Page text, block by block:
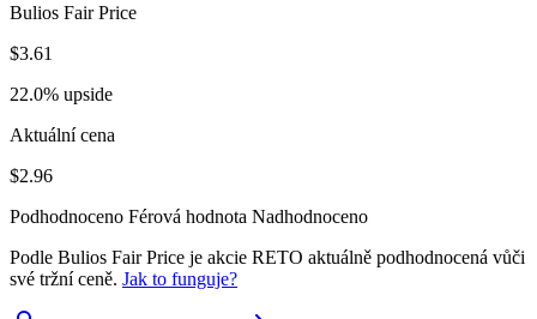
Bulios Fair Price
$3.61
22.0% upside
Aktuální cena
$2.96
Podhodnoceno Férová hodnota Nadhodnoceno
Podle Bulios Fair Price je akcie RETO aktuálně podhodnocená vůči
své tržní ceně. Jak to funguje?